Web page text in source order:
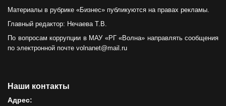
Материалы в рубрике «Бизнес» публикуются на правах рекламы.
Главный редактор: Нечаева Т.В.
По вопросам коррупции в МАУ «РГ «Волна» направлять сообщения
по электронной почте volnanet@mail.ru
Наши контакты
Адрес: